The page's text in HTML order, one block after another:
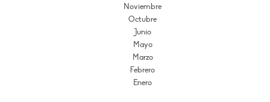
Noviembre
Octubre
Junio
Mayo
Marzo
Febrero
Enero